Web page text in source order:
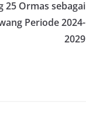
25 Ormas sebagai
Periode 2024-
2029